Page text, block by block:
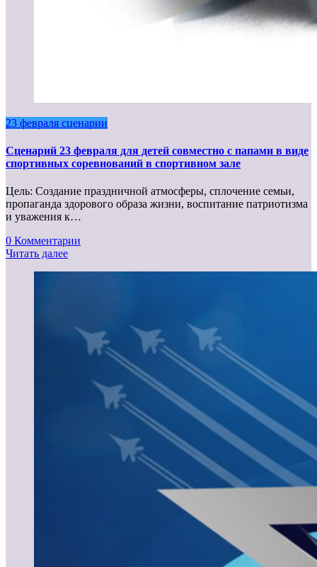
23 февраля сценарии
Сценарий 23 февраля для детей совместно с папами в виде
спортивных соревнований в спортивном зале
Цель: Создание праздничной атмосферы, сплочение семьи,
пропаганда здорового образа жизни, воспитание патриотизма
и уважения к…
0 Комментарии
Читать далее